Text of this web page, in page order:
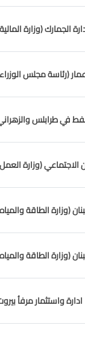
الجمارك (وزارة
(رئاسة مجلس
في طرابلس
(وزارة
(وزارة الطاقة
(وزارة الطاقة
ادارة واستثمار مرفأ